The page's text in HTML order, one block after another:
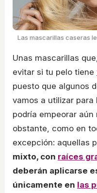
Las mascarillas caseras
Unas mascarillas
evitar si tu pelo tiene
puesto que algunos
vamos a utilizar
podría empeorar aún
obstante, como en
excepción: aquellas
mixto, con raíces
deberán aplicarse
únicamente en las